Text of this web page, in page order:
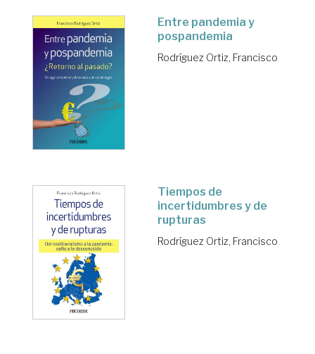
Entre pandemia y
pospandemia
Rodríguez Ortiz, Francisco
Tiempos de
incertidumbres y de
rupturas
Rodríguez Ortiz, Francisco